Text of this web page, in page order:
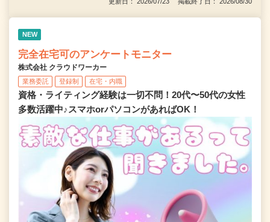
更新日： 2026/07/23 掲載終了日： 2026/08/30
NEW
完全在宅可のアンケートモニター
株式会社 クラウドワーカー
業務委託 登録制 在宅・内職
資格・ライティング経験は一切不問！20代〜50代の女性
多数活躍中♪スマホorパソコンがあればOK！